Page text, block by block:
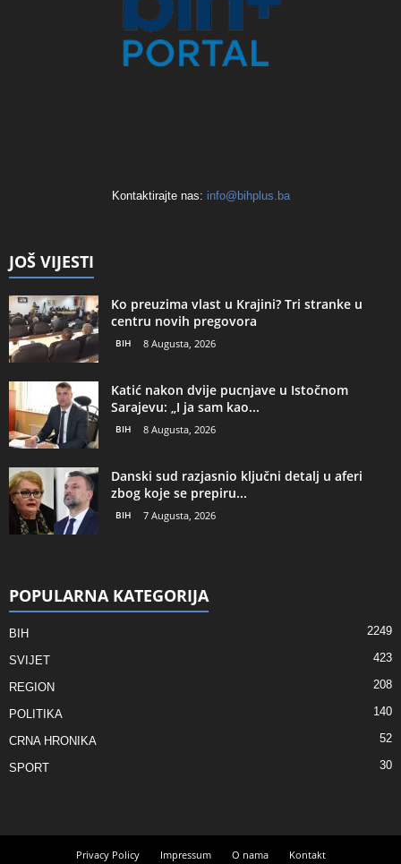
Kontaktirajte nas: info@bihplus.ba
JOŠ VIJESTI
Ko preuzima vlast u Krajini? Tri stranke u
centru novih pregovora
BIH 8 Augusta, 2026
Katić nakon dvije pucnjave u Istočnom
Sarajevu: „I ja sam kao...
BIH 8 Augusta, 2026
Danski sud razjasnio ključni detalj u aferi
zbog koje se prepiru...
BIH 7 Augusta, 2026
POPULARNA KATEGORIJA
BIH 2249
SVIJET 423
REGION 208
POLITIKA 140
CRNA HRONIKA 52
SPORT 30
Privacy Policy Impressum O nama Kontakt